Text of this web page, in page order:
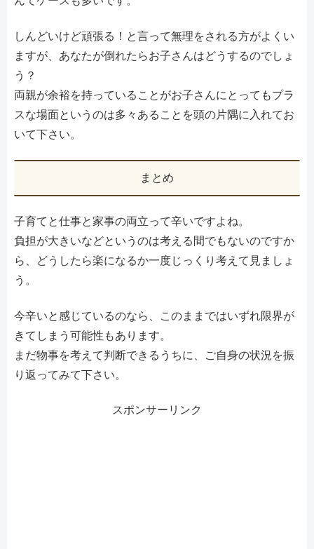
しんどいけど頑張る！と言って無理をされる方がよくい
ますが、あなたが倒れたらお子さんはどうするのでしょ
う？
両親が余裕を持っていることがお子さんにとってもプラ
スな場面というのは多々あることを頭の片隅に入れてお
いて下さい。
まとめ
子育てと仕事と家事の両立って辛いですよね。
負担が大きいなどというのは考える間でもないのですか
ら、どうしたら楽になるか一度じっくり考えて見ましょ
う。
今辛いと感じているのなら、このままではいずれ限界が
きてしまう可能性もあります。
まだ物事を考えて判断できるうちに、ご自身の状況を振
り返ってみて下さい。
スポンサーリンク